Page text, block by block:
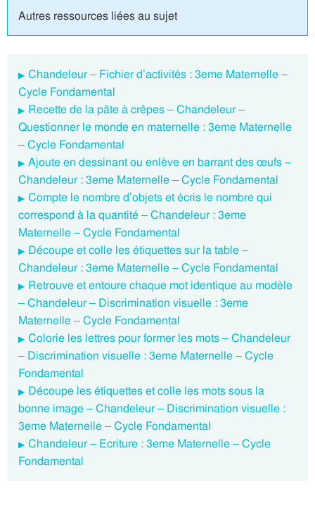
Autres ressources liées au sujet
Chandeleur – Fichier d’activités : 3eme Maternelle –
Cycle Fondamental
Recette de la pâte à crêpes – Chandeleur –
Questionner le monde en maternelle : 3eme Maternelle
– Cycle Fondamental
Ajoute en dessinant ou enlève en barrant des œufs –
Chandeleur : 3eme Maternelle – Cycle Fondamental
Compte le nombre d’objets et écris le nombre qui
correspond à la quantité – Chandeleur : 3eme
Maternelle – Cycle Fondamental
Découpe et colle les étiquettes sur la table –
Chandeleur : 3eme Maternelle – Cycle Fondamental
Retrouve et entoure chaque mot identique au modèle
– Chandeleur – Discrimination visuelle : 3eme
Maternelle – Cycle Fondamental
Colorie les lettres pour former les mots – Chandeleur
– Discrimination visuelle : 3eme Maternelle – Cycle
Fondamental
Découpe les étiquettes et colle les mots sous la
bonne image – Chandeleur – Discrimination visuelle :
3eme Maternelle – Cycle Fondamental
Chandeleur – Ecriture : 3eme Maternelle – Cycle
Fondamental